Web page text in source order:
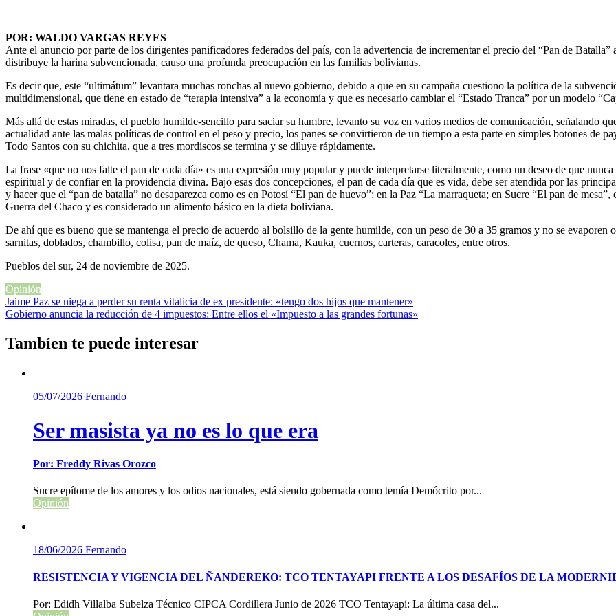
POR: WALDO VARGAS REYES
Ante el anuncio por parte de los dirigentes panificadores federados del país, con la advertencia de incrementar el precio del “Pan de
distribuye la harina subvencionada, causo una profunda preocupación en las familias bolivianas.
Es decir que, este “ultimátum” levantara muchas ronchas al nuevo gobierno, debido a que en su campaña cuestiono la política de la
multidimensional, que tiene en estado de “terapia intensiva” a la economía y que es necesario cambiar el “Estado Tranca” por un modelo
Más allá de estas miradas, el pueblo humilde-sencillo para saciar su hambre, levanto su voz en varios medios de comunicación, señalando
actualidad ante las malas políticas de control en el peso y precio, los panes se convirtieron de un tiempo a esta parte en simples botones de
Todo Santos con su chichita, que a tres mordiscos se termina y se diluye rápidamente.
La frase «que no nos falte el pan de cada día» es una expresión muy popular y puede interpretarse literalmente, como un deseo de que
espiritual y de confiar en la providencia divina. Bajo esas dos concepciones, el pan de cada día que es vida, debe ser atendida por las
y hacer que el “pan de batalla” no desaparezca como es en Potosí “El pan de huevo”; en la Paz “La marraqueta; en Sucre “El pan de
Guerra del Chaco y es considerado un alimento básico en la dieta boliviana.
De ahí que es bueno que se mantenga el precio de acuerdo al bolsillo de la gente humilde, con un peso de 30 a 35 gramos y no se evaporen
sarnitas, doblados, chambillo, colisa, pan de maíz, de queso, Chama, Kauka, cuernos, carteras, caracoles, entre otros.
Pueblos del sur, 24 de noviembre de 2025.
Opinión
Navegación
de
entradas
Jaime Paz se niega a perder su renta vitalicia de ex presidente: «tengo dos hijos que mantener»
Gobierno anuncia la reducción de 4 impuestos: Entre ellos el «Impuesto a las grandes fortunas»
Tambíen te puede interesar
05/07/2026 Fernando
Ser masista ya no es lo que era
Por: Freddy Rivas Orozco
Sucre epítome de los amores y los odios nacionales, está siendo gobernada como temía Demócrito por...
Opinión
18/06/2026 Fernando
RESISTENCIA Y VIGENCIA DEL ÑANDEREKO: TCO TENTAYAPI FRENTE A LOS DESAFÍOS DE LA
Por: Edidh Villalba Subelza Técnico CIPCA Cordillera Junio de 2026 TCO Tentayapi: La última casa del...